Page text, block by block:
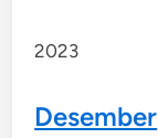
2023
Desember